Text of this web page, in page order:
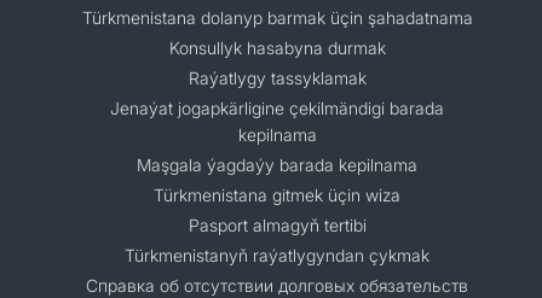
Türkmenistana dolanyp barmak üçin şahadatnama
Konsullyk hasabyna durmak
Raýatlygy tassyklamak
Jenaýat jogapkärligine çekilmändigi barada
kepilnama
Maşgala ýagdaýy barada kepilnama
Türkmenistana gitmek üçin wiza
Pasport almagyň tertibi
Türkmenistanyň raýatlygyndan çykmak
Cправка об отсутствии долговых обязательств